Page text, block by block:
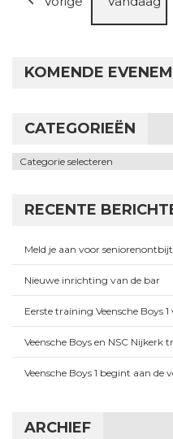
KOMENDE
CATEGORIEËN
Categorieën
RECENTE
Meld je aan voor
Nieuwe inrichting van de bar
Eerste training Veensche Boys
Veensche Boys en NSC Nijkerk
Veensche Boys 1 begint aan
ARCHIEF